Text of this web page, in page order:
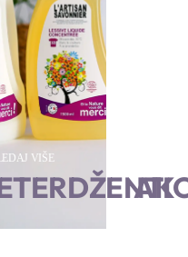
VIŠE